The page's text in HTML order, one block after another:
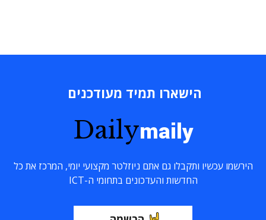
הישארו תמיד מעודכנים
Dailymaily
הירשמו עכשיו ותקבלו גם אתם ניוזלטר מקצועי יומי, המרכז את כל
החדשות והעדכונים בתחומי ה-ICT